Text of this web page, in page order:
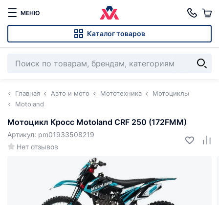
МЕНЮ
Каталог товаров
Главная Авто и мото Мототехника
Мотоциклы
Motoland
Мотоцикл Кросс Motoland CRF 250 (172FMM)
Нет отзывов
Артикул: pm01933508219